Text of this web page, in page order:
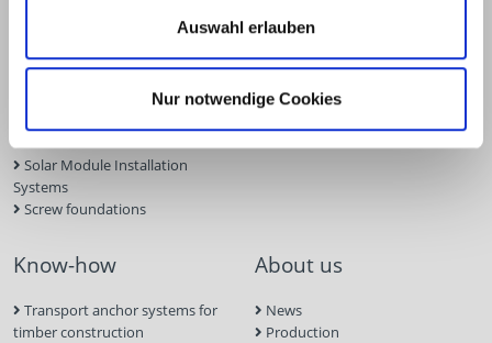
Auswahl erlauben
Nur notwendige Cookies
Wood construction screws
Wood connectors
Dry construction
Roof and facade
Solar Module Installation
Systems
Screw foundations
Solar Planner
BIM Portal
Approvals
Inquiry form
Know-how
Transport anchor systems for
timber construction
About us
News
Production